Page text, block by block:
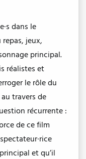
dans le
jeux,
principal.
réalistes et
le rôle du
travers de
récurrente :
de ce film
et qu’il